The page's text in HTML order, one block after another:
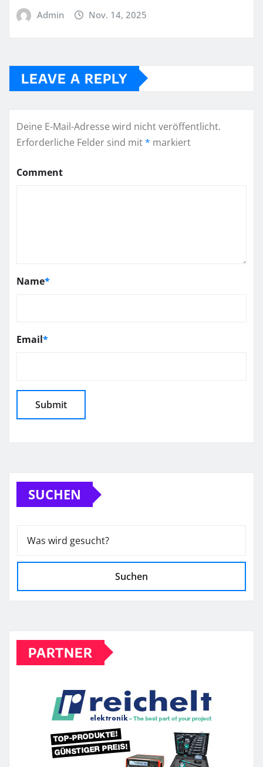
Admin Nov. 14, 2025
LEAVE A REPLY
Deine E-Mail-Adresse wird nicht veröffentlicht.
Erforderliche Felder sind mit* markiert
Comment
Name*
Email*
SUCHEN
Suchen
PARTNER